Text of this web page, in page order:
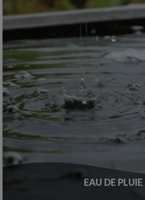
EAU DE PLUIE